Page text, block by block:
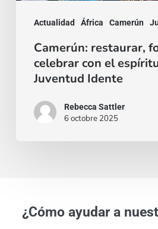
Actualidad África Camerún
Camerún: restaurar,
celebrar con el
Juventud Idente
Rebecca Sattler
6 octobre 2025
¿Cómo ayudar a